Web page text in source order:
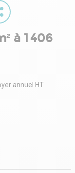
à 1 406
annuel HT